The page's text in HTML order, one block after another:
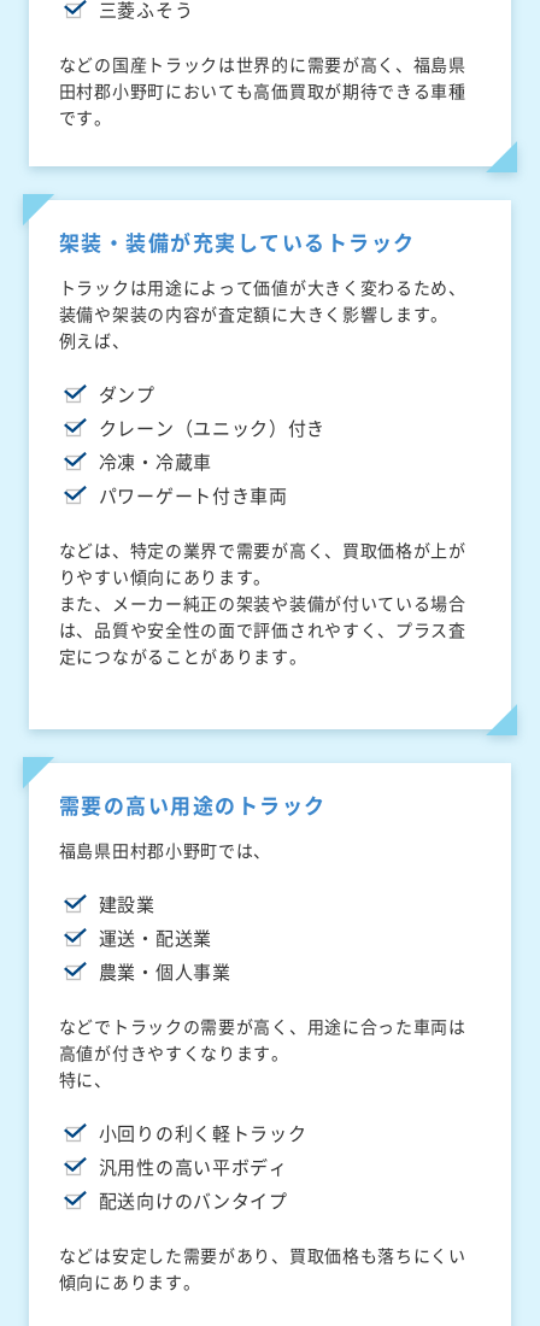
三菱ふそう
などの国産トラックは世界的に需要が高く、福島県
田村郡小野町においても高価買取が期待できる車種
です。
架装・装備が充実しているトラック
トラックは用途によって価値が大きく変わるため、
装備や架装の内容が査定額に大きく影響します。
例えば、
ダンプ
クレーン（ユニック）付き
冷凍・冷蔵車
パワーゲート付き車両
などは、特定の業界で需要が高く、買取価格が上が
りやすい傾向にあります。
また、メーカー純正の架装や装備が付いている場合
は、品質や安全性の面で評価されやすく、プラス査
定につながることがあります。
需要の高い用途のトラック
福島県田村郡小野町では、
建設業
運送・配送業
農業・個人事業
などでトラックの需要が高く、用途に合った車両は
高値が付きやすくなります。
特に、
小回りの利く軽トラック
汎用性の高い平ボディ
配送向けのバンタイプ
などは安定した需要があり、買取価格も落ちにくい
傾向にあります。